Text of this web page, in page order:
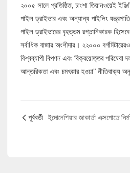
২০০৫ সালে প্রতিষ্ঠিত, চাংশা তিয়ানওয়েই
পাইল ড্রাইভার এবং অন্যান্য পাইলিং
পাইল ড্রাইভারের বৃহত্তম রপ্তানিকারক
সর্বাধিক বাজার অংশীদার। ২২০০০
বিশ্বব্যাপী বিপণন এবং বিক্রয়োত্তর
আন্তরিকতা এবং চমৎকার হওয়া" নীতিবাক্য
পূর্ববর্তী ইন্দোনেশিয়ার জাকার্তা এক্সপোতে